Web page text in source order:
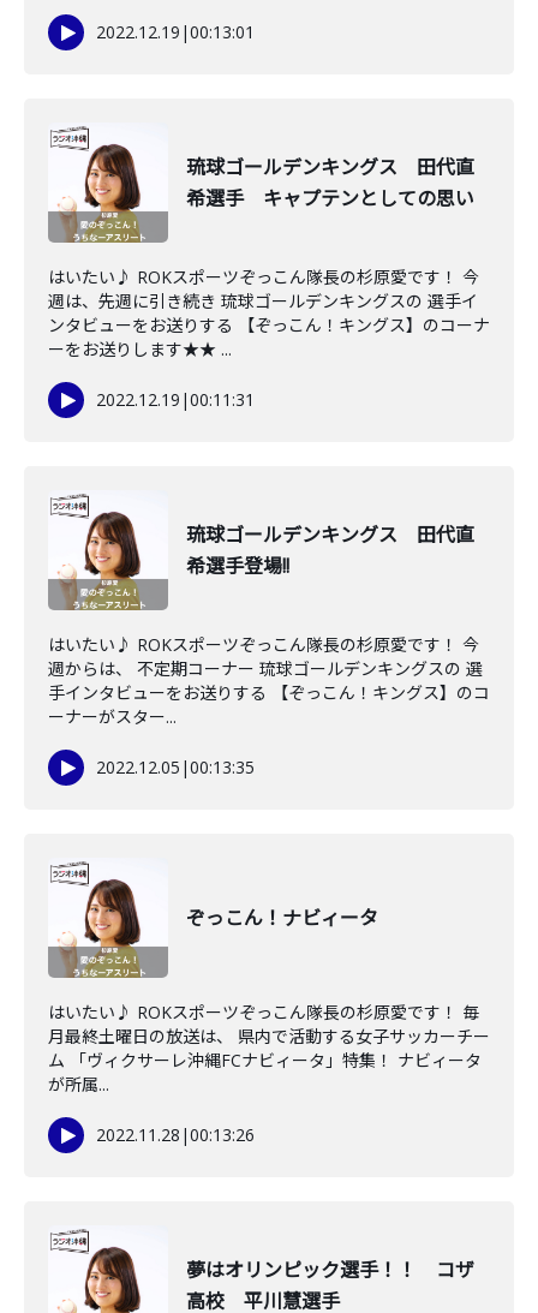
2022.12.19 |00:13:01
琉球ゴールデンキングス 田代直
希選手 キャプテンとしての思い
はいたい♪ ROKスポーツぞっこん隊長の杉原愛です！ 今
週は、先週に引き続き 琉球ゴールデンキングスの 選手イ
ンタビューをお送りする 【ぞっこん！キングス】のコーナ
ーをお送りします★★ ...
2022.12.19 |00:11:31
琉球ゴールデンキングス 田代直
希選手登場!!
はいたい♪ ROKスポーツぞっこん隊長の杉原愛です！ 今
週からは、 不定期コーナー 琉球ゴールデンキングスの 選
手インタビューをお送りする 【ぞっこん！キングス】のコ
ーナーがスター...
2022.12.05 |00:13:35
ぞっこん！ナビィータ
はいたい♪ ROKスポーツぞっこん隊長の杉原愛です！ 毎
月最終土曜日の放送は、 県内で活動する女子サッカーチー
ム 「ヴィクサーレ沖縄FCナビィータ」特集！ ナビィータ
が所属...
2022.11.28 |00:13:26
夢はオリンピック選手！！ コザ
高校 平川慧選手